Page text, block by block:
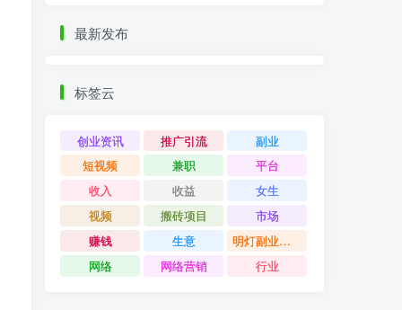
最新发布
标签云
创业资讯 推广引流
副业
短视频
兼职
平台
收入
收益
女生
视频
搬砖项目
市场
赚钱
生意
明灯副业千计
网络
网络营销 行业